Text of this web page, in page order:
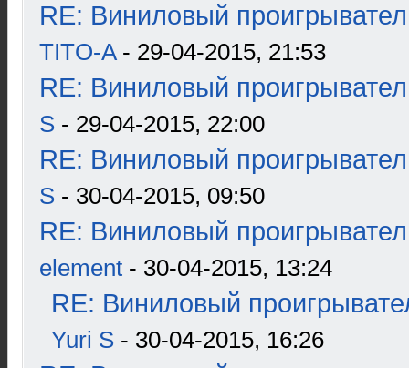
RE: Виниловый
TITO-A- 29-04-2015, 21:53
RE: Виниловый
S - 29-04-2015, 22:00
RE: Виниловый
S - 30-04-2015, 09:50
RE: Виниловый
element - 30-04-2015, 13:24
RE: Виниловый
Yuri S - 30-04-2015, 16:26